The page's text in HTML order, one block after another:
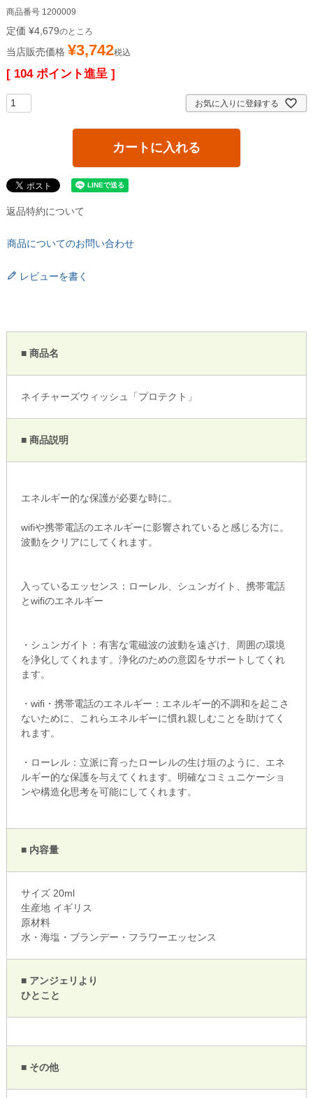
商品番号 1200009
定価 ¥4,679のところ
当店販売価格 ¥3,742税込
[ 104 ポイント進呈 ]
お気に入りに登録する
カートに入れる
返品特約について
商品についてのお問い合わせ
レビューを書く
■ 商品名
ネイチャーズウィッシュ「プロテクト」
■ 商品説明
エネルギー的な保護が必要な時に。
wifiや携帯電話のエネルギーに影響されていると感じる方に。
波動をクリアにしてくれます。
入っているエッセンス：ローレル、シュンガイト、携帯電話
とwifiのエネルギー
・シュンガイト：有害な電磁波の波動を遠ざけ、周囲の環境
を浄化してくれます。浄化のための意図をサポートしてくれ
ます。
・wifi・携帯電話のエネルギー：エネルギー的不調和を起こさ
ないために、これらエネルギーに慣れ親しむことを助けてく
れます。
・ローレル：立派に育ったローレルの生け垣のように、エネ
ルギー的な保護を与えてくれます。明確なコミュニケーショ
ンや構造化思考を可能にしてくれます。
■ 内容量
サイズ 20ml
生産地 イギリス
原材料
水・海塩・ブランデー・フラワーエッセンス
■ アンジェリより
ひとこと
■ その他